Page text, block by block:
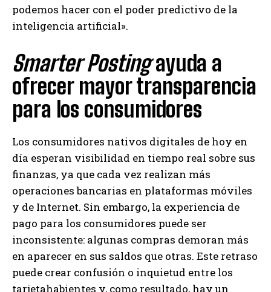
podemos hacer con el poder predictivo de la
inteligencia artificial».
Smarter Postingayuda a
ofrecer mayor transparencia
para los consumidores
Los consumidores nativos digitales de hoy en
día esperan visibilidad en tiempo real sobre sus
finanzas, ya que cada vez realizan más
operaciones bancarias en plataformas móviles
y de Internet. Sin embargo, la experiencia de
pago para los consumidores puede ser
inconsistente: algunas compras demoran más
en aparecer en sus saldos que otras. Este retraso
puede crear confusión o inquietud entre los
tarjetahabientes y, como resultado, hay un